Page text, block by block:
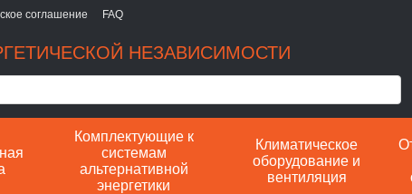
соглашение FAQ
НЕЗАВИСИМОСТИ
Комплектующие к
системам
альтернативной
энергетики
Климатическое
оборудование и
вентиляция